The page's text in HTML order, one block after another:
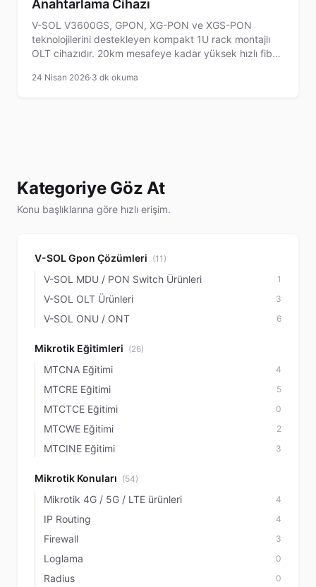
Anahtarlama Cihazı
V-SOL V3600GS, GPON, XG-PON ve XGS-PON
teknolojilerini destekleyen kompakt 1U rack montajlı
OLT cihazıdır. 20km mesafeye kadar yüksek hızlı fiber
24 Nisan 2026·3 dk okuma
Kategoriye Göz At
Konu başlıklarına göre hızlı erişim.
V-SOL Gpon Çözümleri (11)
V-SOL MDU / PON Switch Ürünleri 1
V-SOL OLT Ürünleri 3
V-SOL ONU / ONT 6
Mikrotik Eğitimleri (26)
MTCNA Eğitimi 4
MTCRE Eğitimi 5
MTCTCE Eğitimi 0
MTCWE Eğitimi 2
MTCINE Eğitimi 3
Mikrotik Konuları (54)
Mikrotik 4G / 5G / LTE ürünleri 4
IP Routing 4
Firewall 3
Loglama 0
Radius 0